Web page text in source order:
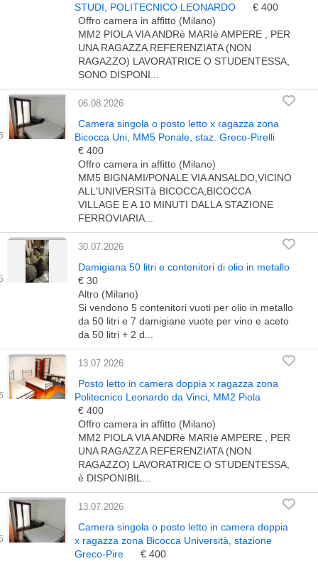
STUDI, POLITECNICO LEONARDO
€ 400
Offro camera in affitto (Milano)
MM2 PIOLA VIA ANDRè MARIè AMPERE , PER
UNA RAGAZZA REFERENZIATA (NON
RAGAZZO) LAVORATRICE O STUDENTESSA,
SONO DISPONI...
06.08.2026
Camera singola o posto letto x ragazza zona
Bicocca Uni, MM5 Ponale, staz. Greco-Pirelli
€ 400
Offro camera in affitto (Milano)
MM5 BIGNAMI/PONALE VIA ANSALDO,VICINO
ALL'UNIVERSITà BICOCCA,BICOCCA
VILLAGE E A 10 MINUTI DALLA STAZIONE
FERROVIARIA...
30.07.2026
Damigiana 50 litri e contenitori di olio in metallo
€ 30
Altro (Milano)
Si vendono 5 contenitori vuoti per olio in metallo
da 50 litri e 7 damigiane vuote per vino e aceto
da 50 litri + 2 d...
13.07.2026
Posto letto in camera doppia x ragazza zona
Politecnico Leonardo da Vinci, MM2 Piola
€ 400
Offro camera in affitto (Milano)
MM2 PIOLA VIA ANDRè MARIè AMPERE , PER
UNA RAGAZZA REFERENZIATA (NON
RAGAZZO) LAVORATRICE O STUDENTESSA,
è DISPONIBIL...
13.07.2026
Camera singola o posto letto in camera doppia
x ragazza zona Bicocca Università, stazione
Greco-Pire
€ 400